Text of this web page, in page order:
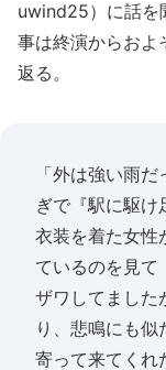
uwind25）に話を
事は終演からおよ
返る。
「外は強い雨
ぎで『駅に駆け
衣装を着た女性
ているのを見て
ザワしてました
り、悲鳴にも
寄って来てくれ